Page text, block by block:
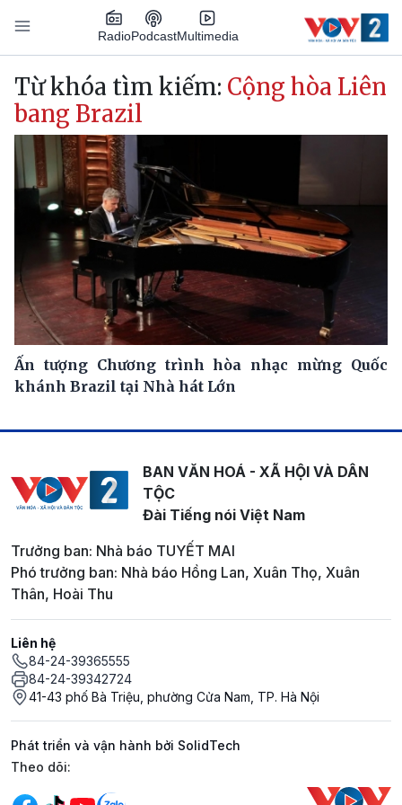
Nhảy đến nội dung
RadioPodcastMultimedia
Main navigation
Từ khóa tìm kiếm: Cộng hòa Liên
bang Brazil
Ấn tượng Chương trình hòa nhạc mừng Quốc
khánh Brazil tại Nhà hát Lớn
BAN VĂN HOÁ - XÃ HỘI VÀ DÂN
TỘC
Đài Tiếng nói Việt Nam
Trưởng ban: Nhà báo TUYẾT MAI
Phó trưởng ban: Nhà báo Hồng Lan, Xuân Thọ, Xuân
Thân, Hoài Thu
Liên hệ
84-24-39365555
84-24-39342724
41-43 phố Bà Triệu, phường Cửa Nam, TP. Hà Nội
Phát triển và vận hành bởi SolidTech
Mạng xã hội
Theo dõi: